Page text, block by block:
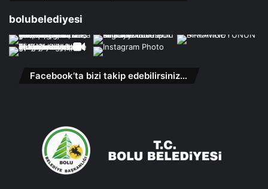
bolubelediyesi
Facebook’ta bizi takip edebilirsiniz…